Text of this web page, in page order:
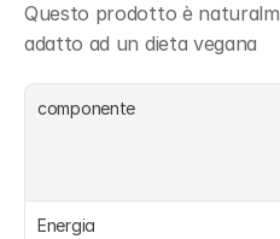
Questo prodotto è
adatto ad un dieta vegana
componente
Energia